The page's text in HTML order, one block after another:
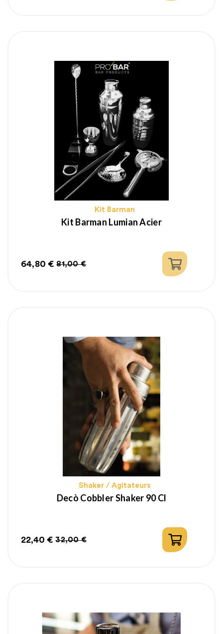
Kit Barman
Kit Barman Lumian Acier
Prix
64,80 €
Prix
81,00 €
Shaker / Agitateurs
Decò Cobbler Shaker 90 Cl
Prix
22,40 €
Prix
32,00 €